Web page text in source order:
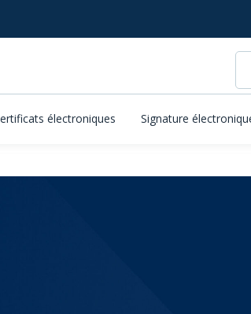
électroniques Signature